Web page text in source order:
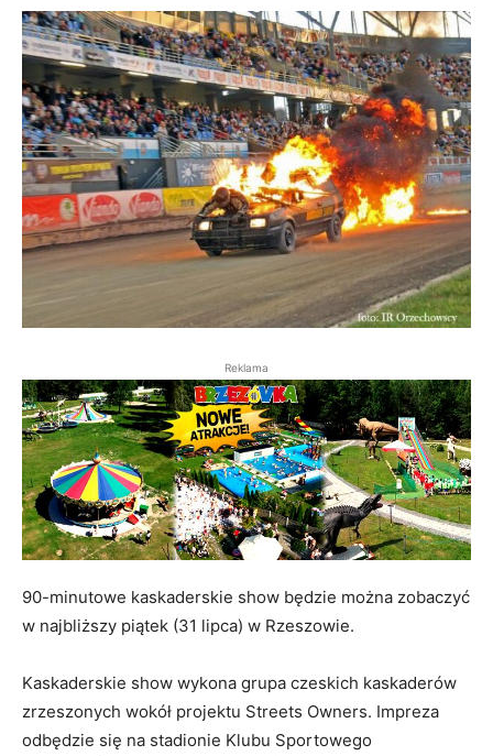
Reklama
90-minutowe kaskaderskie show będzie można zobaczyć
w najbliższy piątek (31 lipca) w Rzeszowie.
Kaskaderskie show wykona grupa czeskich kaskaderów
zrzeszonych wokół projektu Streets Owners. Impreza
odbędzie się na stadionie Klubu Sportowego